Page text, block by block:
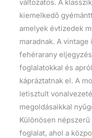
változatos. A
kiemelkedő
amelyek évtizedek
maradnak. A
fehérarany
foglalatokkal és
kápráztatnak el. A
letisztult
megoldásaikkal
Különösen népszerű
foglalat, ahol a